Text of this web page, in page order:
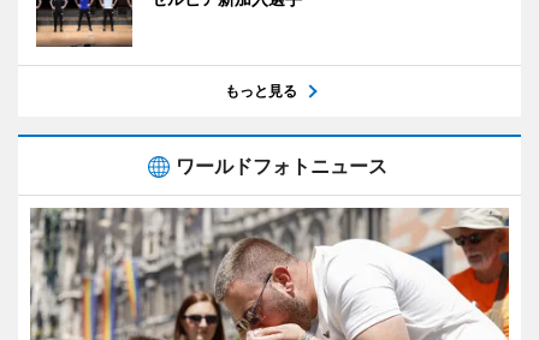
もっと見る
ワールドフォトニュース